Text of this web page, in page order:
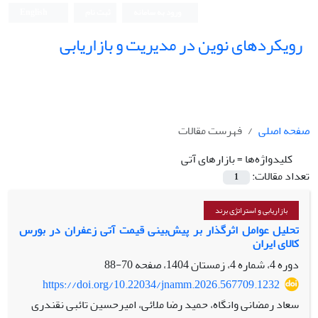
رویکردهای نوین در مدیریت و بازاریابی
صفحه اصلی
فهرست مقالات
کلیدواژه‌ها =بازارهای آتی
تعداد مقالات:
1
بازاریابی و استراتژی برند
تحلیل عوامل اثرگذار بر پیش‌بینی قیمت آتی زعفران در بورس
کالای ایران
دوره 4، شماره 4، زمستان 1404، صفحه
70-88
https://doi.org/10.22034/jnamm.2026.567709.1232
سعاد رمضانی وانگاه، حمید رضا ملائی، امیرحسین تائبی نقندری